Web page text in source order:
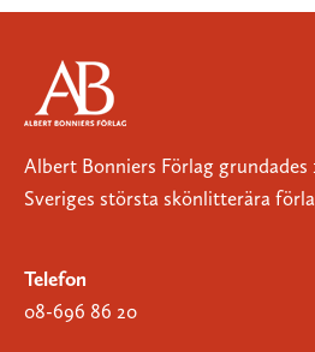
Albert Bonniers Förlag grundades
Sveriges största skönlitterära
Telefon
08-696 86 20